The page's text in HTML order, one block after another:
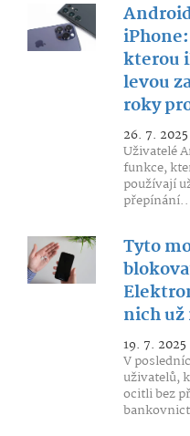
kterou
levou
roky
26. 7. 2025
Uživatelé
funkce,
používají
Tyto
nich
19. 7. 2025
V
uživatelů,
ocitli bez